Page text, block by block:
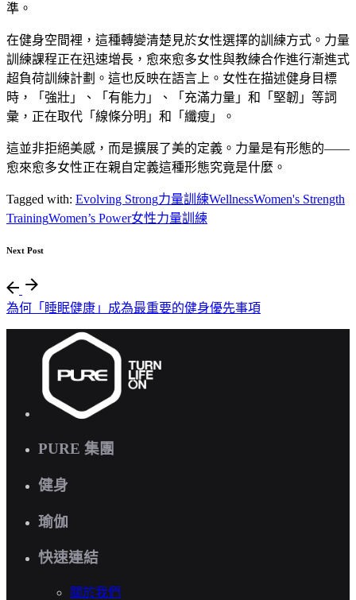
準。
在健身空間裡，這種轉變清楚見於女性選擇的訓練方式。力量
訓練課程正在迅速增長，愈來愈多女性與教練合作進行漸進式
超負荷訓練計劃。這也反映在語言上。女性在描述健身目標
時，「強壯」、「有能力」、「充滿力量」和「堅韌」等詞
彙，正在取代「線條分明」和「纖瘦」。
這並非拒絕美感，而是擴展了美的定義。力量是有形態的——
愈來愈多女性正在親自定義這種形態究竟是什麼。
Tagged with: Evolving Strong力量訓練WellnessWomen's Strength
TrainingWomen’s Power女性力量訓練
Next Post
為何「睡眠健康」成為最重要的健身優先事項
PURE 集團
健身
瑜伽
快速連結
關於我們